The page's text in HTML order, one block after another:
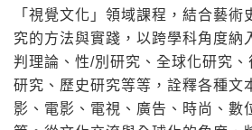
「視覺文化」領域課程，結合藝術
究的方法與實踐，以跨學科角度納
判理論、性/別研究、全球化研究
研究、歷史研究等等，詮釋各種文
影、電影、電視、廣告、時尚、數